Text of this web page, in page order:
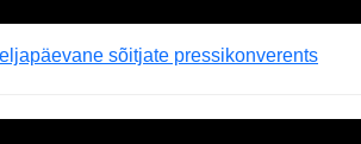
sõitjate pressikonverents